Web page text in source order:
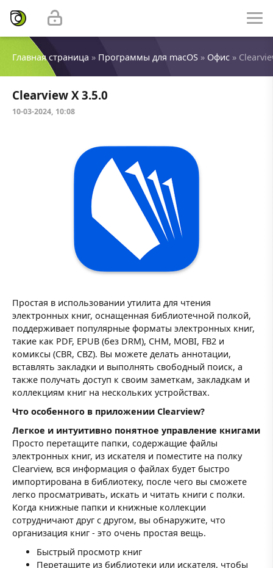
Главная страница » Программы для macOS » Офис »
Clearview X 3.5.0
10-03-2024, 10:08
Простая в использовании утилита для чтения
электронных книг, оснащенная библиотечной полкой,
поддерживает популярные форматы электронных книг,
такие как PDF, EPUB (без DRM), CHM, MOBI, FB2 и
комиксы (CBR, CBZ). Вы можете делать аннотации,
вставлять закладки и выполнять свободный поиск, а
также получать доступ к своим заметкам, закладкам и
коллекциям книг на нескольких устройствах.
Что особенного в приложении Clearview?
Легкое и интуитивно понятное управление книгами
Просто перетащите папки, содержащие файлы
электронных книг, из искателя и поместите на полку
Clearview, вся информация о файлах будет быстро
импортирована в библиотеку, после чего вы сможете
легко просматривать, искать и читать книги с полки.
Когда книжные папки и книжные коллекции
сотрудничают друг с другом, вы обнаружите, что
организация книг - это очень простая вещь.
Быстрый просмотр книг
Перетащите из библиотеки или искателя, чтобы